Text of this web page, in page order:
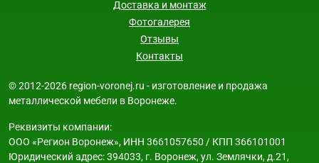
Доставка и монтаж
Фотогалерея
Отзывы
Контакты
© 2012-2026 region-voronej.ru - изготовление и продажа
металлической мебели в Воронеже.
Реквизиты компании:
ООО «Регион Воронеж», ИНН 3661057650 / КПП 366101001
Юридический адрес: 394033, г. Воронеж, ул. Землячки, д.21,